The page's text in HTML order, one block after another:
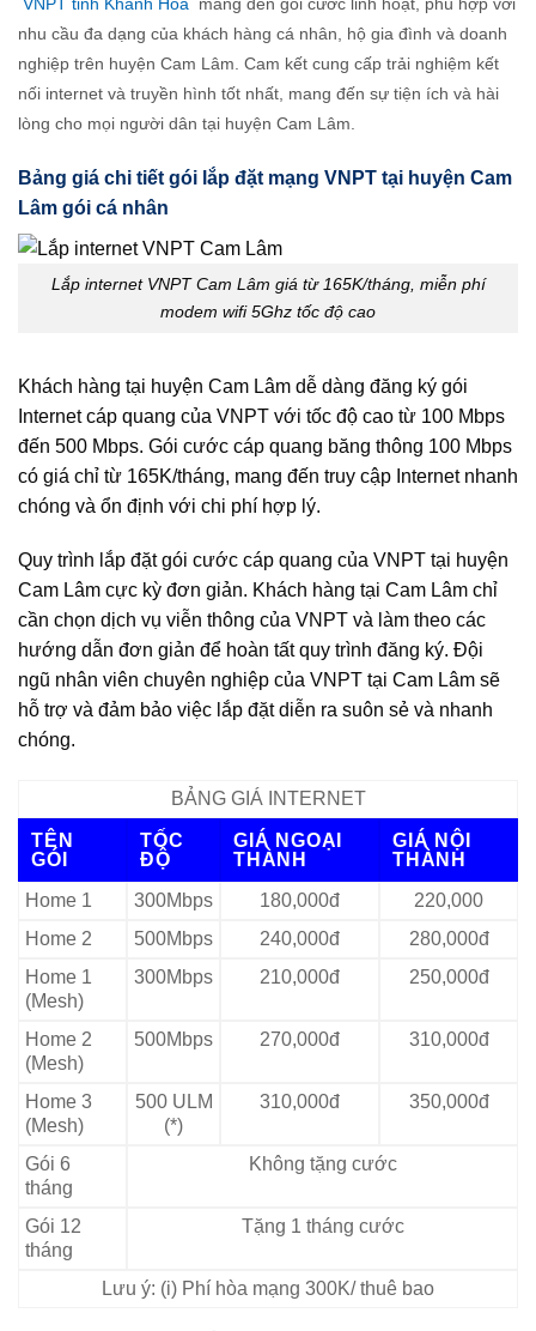
nhu cầu đa dạng của khách hàng cá nhân, hộ gia đình và doanh
nghiệp trên huyện Cam Lâm. Cam kết cung cấp trải nghiệm kết
nối internet và truyền hình tốt nhất, mang đến sự tiện ích và hài
lòng cho mọi người dân tại huyện Cam Lâm.
Bảng giá chi tiết gói lắp đặt mạng VNPT tại huyện Cam
Lâm gói cá nhân
Lắp internet VNPT Cam Lâm giá từ 165K/tháng, miễn phí
modem wifi 5Ghz tốc độ cao
Khách hàng tại huyện Cam Lâm dễ dàng đăng ký gói
Internet cáp quang của VNPT với tốc độ cao từ 100 Mbps
đến 500 Mbps. Gói cước cáp quang băng thông 100 Mbps
có giá chỉ từ 165K/tháng, mang đến truy cập Internet nhanh
chóng và ổn định với chi phí hợp lý.
Quy trình lắp đặt gói cước cáp quang của VNPT tại huyện
Cam Lâm cực kỳ đơn giản. Khách hàng tại Cam Lâm chỉ
cần chọn dịch vụ viễn thông của VNPT và làm theo các
hướng dẫn đơn giản để hoàn tất quy trình đăng ký. Đội
ngũ nhân viên chuyên nghiệp của VNPT tại Cam Lâm sẽ
hỗ trợ và đảm bảo việc lắp đặt diễn ra suôn sẻ và nhanh
chóng.
BẢNG GIÁ INTERNET
TÊN
GÓI
TỐC
ĐỘ
GIÁ NGOẠI
THÀNH
GIÁ NỘI
THÀNH
Home 1
300Mbps 180,000đ
220,000
Home 2
500Mbps 240,000đ
280,000đ
Home 1
(Mesh)
300Mbps 210,000đ 250,000đ
Home 2
(Mesh)
500Mbps 270,000đ 310,000đ
Home 3
(Mesh)
500 ULM
(*)
310,000đ 350,000đ
Gói 6
tháng
Không tặng cước
Gói 12
tháng
Tặng 1 tháng cước
Lưu ý: (i) Phí hòa mạng 300K/ thuê bao